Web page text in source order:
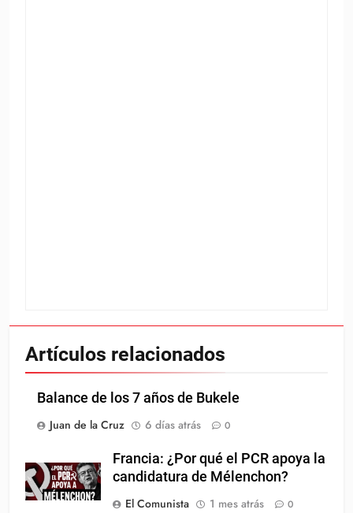
Artículos relacionados
Balance de los 7 años de Bukele
Juan de la Cruz
6 días atrás 0
Francia: ¿Por qué el PCR apoya la
candidatura de Mélenchon?
El Comunista
1 mes atrás 0